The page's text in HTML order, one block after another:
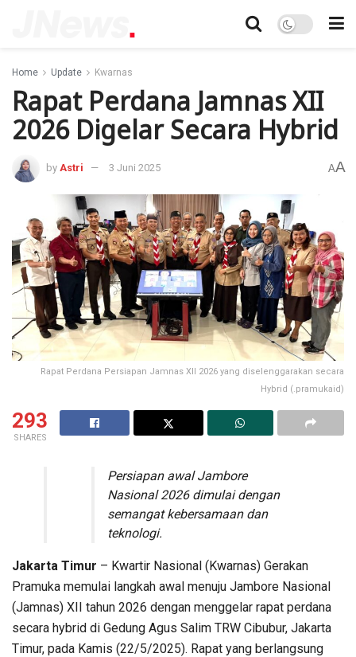
Home Update Kwarnas
Rapat Perdana Jamnas XII
2026 Digelar Secara Hybrid
by Astri 3 Juni 2025 AA
Rapat Perdana Persiapan Jamnas XII 2026 yang diselenggarakan secara
Hybrid (.pramukaid)
293
SHARES
Persiapan awal Jambore
Nasional 2026 dimulai dengan
semangat kebersamaan dan
teknologi.
Jakarta Timur – Kwartir Nasional (Kwarnas) Gerakan
Pramuka memulai langkah awal menuju Jambore Nasional
(Jamnas) XII tahun 2026 dengan menggelar rapat perdana
secara hybrid di Gedung Agus Salim TRW Cibubur, Jakarta
Timur, pada Kamis (22/5/2025). Rapat yang berlangsung